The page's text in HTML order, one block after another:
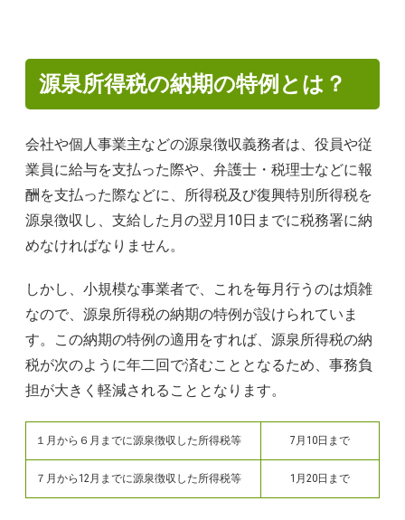
源泉所得税の納期の特例とは？
会社や個人事業主などの源泉徴収義務者は、役員や従
業員に給与を支払った際や、弁護士・税理士などに報
酬を支払った際などに、所得税及び復興特別所得税を
源泉徴収し、支給した月の翌月10日までに税務署に納
めなければなりません。
しかし、小規模な事業者で、これを毎月行うのは煩雑
なので、源泉所得税の納期の特例が設けられていま
す。この納期の特例の適用をすれば、源泉所得税の納
税が次のように年二回で済むこととなるため、事務負
担が大きく軽減されることとなります。
１月から６月までに源泉徴収した所得税等 7月10日まで
７月から12月までに源泉徴収した所得税等 1月20日まで